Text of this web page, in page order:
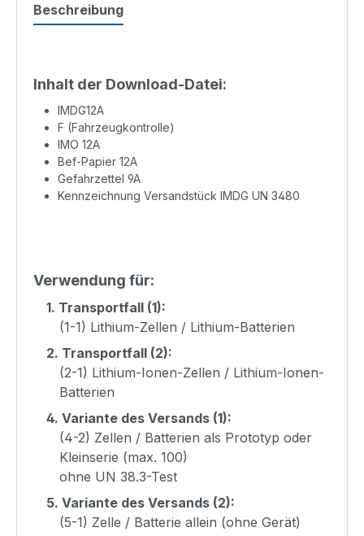
Beschreibung
Inhalt der Download-Datei:
IMDG12A
F (Fahrzeugkontrolle)
IMO 12A
Bef-Papier 12A
Gefahrzettel 9A
Kennzeichnung Versandstück IMDG UN 3480
Verwendung für:
1. Transportfall (1):
(1-1) Lithium-Zellen / Lithium-Batterien
2. Transportfall (2):
(2-1) Lithium-Ionen-Zellen / Lithium-Ionen-
Batterien
4. Variante des Versands (1):
(4-2) Zellen / Batterien als Prototyp oder
Kleinserie (max. 100)
ohne UN 38.3-Test
5. Variante des Versands (2):
(5-1) Zelle / Batterie allein (ohne Gerät)